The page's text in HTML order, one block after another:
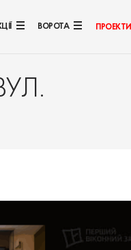
ВОРОТА ПРОЕКТИ